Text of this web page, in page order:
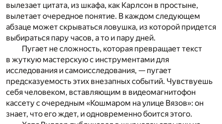
вылезает цитата, из шкафа, как Карлсон в простыне,
вылетает очередное понятие. В каждом следующем
абзаце может скрываться ловушка, из которой придется
выбираться пару часов, а то и пару дней.
Пугает не сложность, которая превращает текст
в жуткую мастерскую с инструментами для
исследования и самоисследования, — пугает
предсказуемость этих внезапных событий. Чувствуешь
себя человеком, вставляющим в видеомагнитофон
кассету с очередным «Кошмаром на улице Вязов»: он
знает, что его ждет, и одновременно боится этого.